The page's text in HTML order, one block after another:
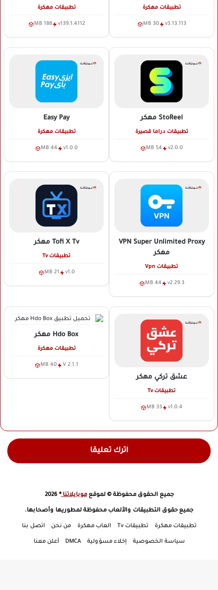
تطبيقات مهكرة
v3.13.113
30 MB
تطبيقات مهكرة
v139.1.4112
188 MB
StoReel مهكر
تطبيقات دراما قصيرة
v2.0.0
54 MB
Easy Pay
تطبيقات مهكرة
v1.0.0
44 MB
VPN Super Unlimited Proxy
مهكر
تطبيقات Vpn
v2.29.3
44 MB
Tofi X Tv مهكر
تطبيقات Tv
v1.0
21 MB
عشق تركي مهكر
تطبيقات Tv
v1.0.4
33 MB
Hdo Box مهكر
تطبيقات مهكرة
V 2.1.1
40 MB
اترك تعليقا
جميع الحقوق محفوظة © لموقعموبايلاتنا® 2026
جميع حقوق التطبيقات والألعاب محفوظة لمطوريها وأصحابها.
تطبيقات مهكرة تطبيقات Tv العاب مهكرة من نحن اتصل بنا
سياسة الخصوصية إخلاء مسؤولية DMCA أعلن معنا